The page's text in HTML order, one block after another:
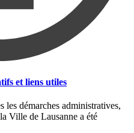
et liens utiles
les démarches administratives,
Ville de Lausanne a été